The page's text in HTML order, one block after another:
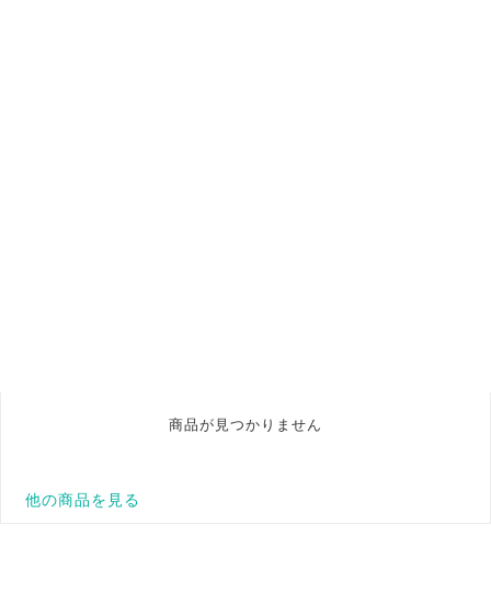
商品が見つかりません
他の商品を見る